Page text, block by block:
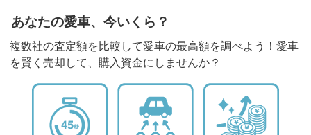
あなたの愛車、今いくら？
複数社の査定額を比較して愛車の最高額を調べよう！愛車
を賢く売却して、購入資金にしませんか？